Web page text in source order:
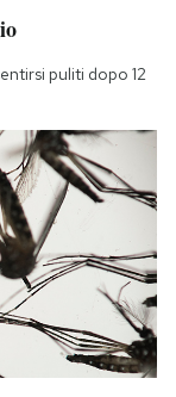
puliti dopo 12